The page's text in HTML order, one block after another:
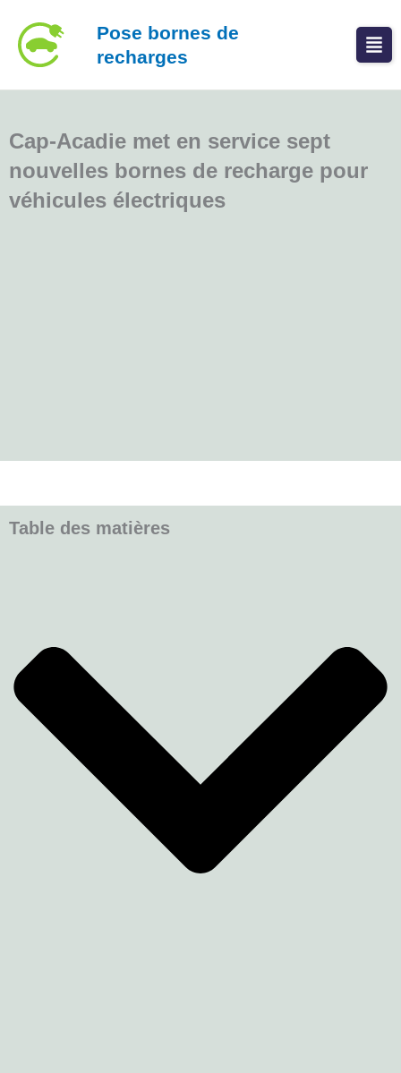
contenu
Pose bornes de
recharges
Cap-Acadie met en service sept
nouvelles bornes de recharge pour
véhicules électriques
Table des matières